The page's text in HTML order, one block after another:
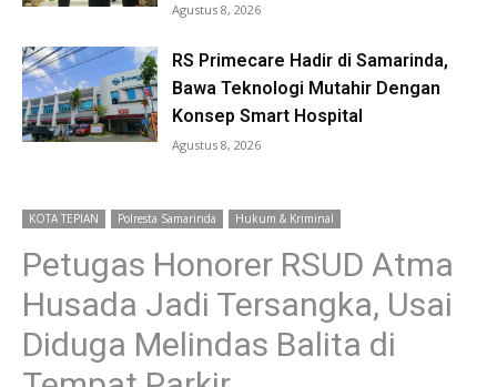
Agustus 8, 2026
RS Primecare Hadir di Samarinda,
Bawa Teknologi Mutahir Dengan
Konsep Smart Hospital
Agustus 8, 2026